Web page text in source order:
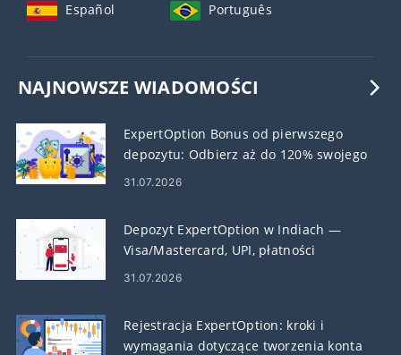
Español Português
NAJNOWSZE WIADOMOŚCI
ExpertOption Bonus od pierwszego
depozytu: Odbierz aż do 120% swojego
depozytu
31.07.2026
Depozyt ExpertOption w Indiach —
Visa/Mastercard, UPI, płatności
elektroniczne i kryptowaluty
31.07.2026
Rejestracja ExpertOption: kroki i
wymagania dotyczące tworzenia konta